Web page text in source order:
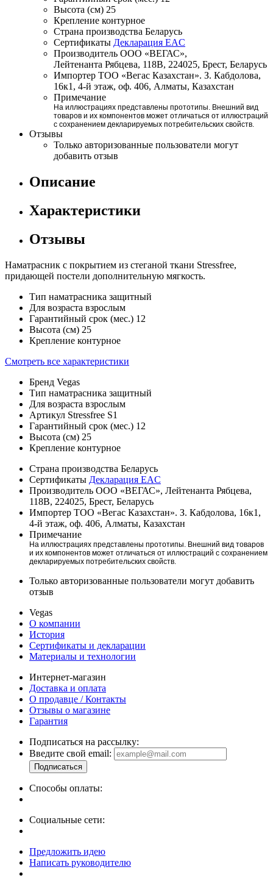
Высота (см) 25
Крепление контурное
Страна производства Беларусь
Сертификаты Декларация EAC
Производитель ООО «ВЕГАС»,
Лейтенанта Рябцева, 118В, 224025, Брест, Беларусь
Импортер ТОО «Вегас Казахстан». З. Кабдолова,
16к1, 4-й этаж, оф. 406, Алматы, Казахстан
Примечание
На иллюстрациях представлены прототипы. Внешний вид
товаров и их компонентов может отличаться от иллюстраций
с сохранением декларируемых потребительских свойств.
Отзывы
Только авторизованные пользователи могут
добавить отзыв
Описание
Характеристики
Отзывы
Наматрасник с покрытием из стеганой ткани Stressfree,
придающей постели дополнительную мягкость.
Тип наматрасника защитный
Для возраста взрослым
Гарантийный срок (мес.) 12
Высота (см) 25
Крепление контурное
Смотреть все характеристики
Бренд Vegas
Тип наматрасника защитный
Для возраста взрослым
Артикул Stressfree S1
Гарантийный срок (мес.) 12
Высота (см) 25
Крепление контурное
Страна производства Беларусь
Сертификаты Декларация EAC
Производитель ООО «ВЕГАС», Лейтенанта Рябцева,
118В, 224025, Брест, Беларусь
Импортер ТОО «Вегас Казахстан». З. Кабдолова, 16к1,
4-й этаж, оф. 406, Алматы, Казахстан
Примечание
На иллюстрациях представлены прототипы. Внешний вид товаров
и их компонентов может отличаться от иллюстраций с сохранением
декларируемых потребительских свойств.
Только авторизованные пользователи могут добавить
отзыв
Vegas
О компании
История
Сертификаты и декларации
Материалы и технологии
Интернет-магазин
Доставка и оплата
О продавце / Контакты
Отзывы о магазине
Гарантия
Подписаться на рассылку:
Введите свой email:
Способы оплаты:
Социальные сети:
Предложить идею
Написать руководителю